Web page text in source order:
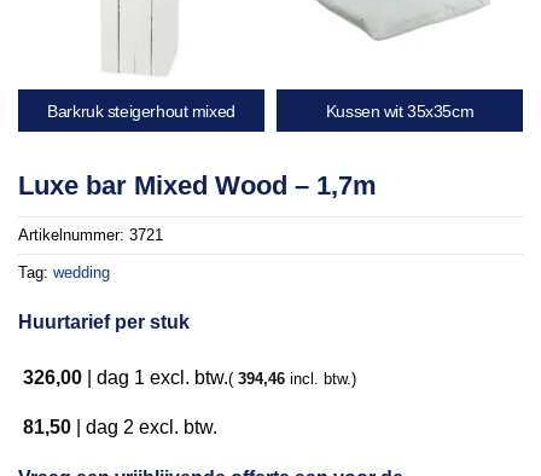
Barkruk steigerhout mixed Kussen wit 35x35cm
Luxe bar Mixed Wood – 1,7m
Artikelnummer: 3721
Tag: wedding
Huurtarief per stuk
326,00 dag 1 excl. btw.( 394,46 incl. btw.)
81,50 dag 2 excl. btw.